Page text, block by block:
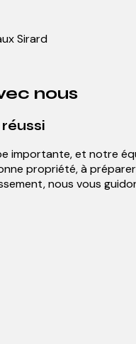
Sirard
nous
importante, et notre
propriété, à
nous vous